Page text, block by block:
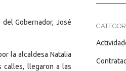
Gobernador, José
la alcaldesa Natalia
calles, llegaron a las